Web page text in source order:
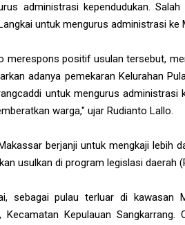
administrasi kependudukan.
untuk mengurus administrasi ke
merespons positif usulan tersebut,
adanya pemekaran Kelurahan
untuk mengurus
warga," ujar Rudianto Lallo.
berjanji untuk mengkaji lebih
usulkan di program legislasi daerah
sebagai pulau terluar di kawasan
Kecamatan Kepulauan